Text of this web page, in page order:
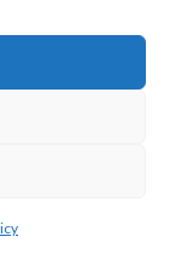
- Fax 0761